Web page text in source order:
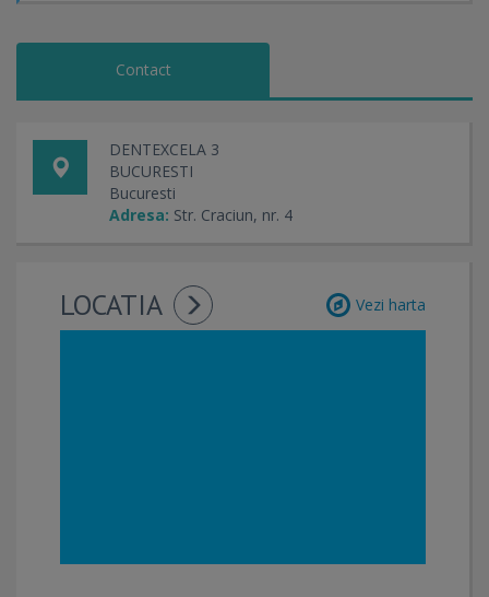
Contact
DENTEXCELA 3
BUCURESTI
Bucuresti
Adresa: Str. Craciun, nr. 4
LOCATIA Vezi harta